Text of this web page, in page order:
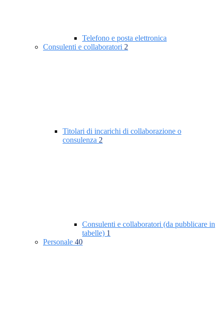
Telefono e posta elettronica
Consulenti e collaboratori 2
Titolari di incarichi di collaborazione o
consulenza 2
Consulenti e collaboratori (da pubblicare in
tabelle) 1
Personale 40